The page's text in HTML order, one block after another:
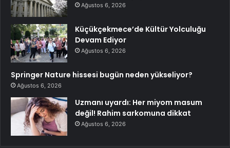
Ağustos 6, 2026
Küçükçekmece’de Kültür Yolculuğu
Devam Ediyor
Ağustos 6, 2026
Springer Nature hissesi bugün neden yükseliyor?
Ağustos 6, 2026
Uzmanı uyardı: Her miyom masum
değil! Rahim sarkomuna dikkat
Ağustos 6, 2026